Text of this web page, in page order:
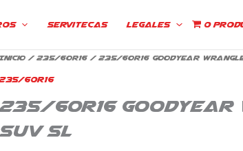
Servitecas Legales 0
/235/60R16/ 235/60R16 Goodyear
60R16
235/60R16
Suv SL
El
original
El
actual
60R16
Goodyear
Suv
SL